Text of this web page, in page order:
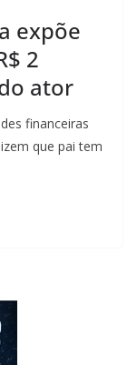
expõe
2
ator
financeiras
que pai tem